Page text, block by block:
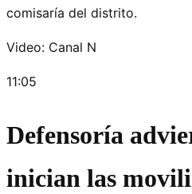
comisaría del distrito.
Video: Canal N
11:05
Defensoría
inician las